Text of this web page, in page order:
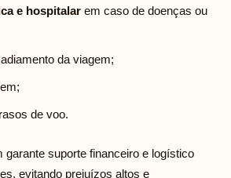
e hospitalar em caso de doenças ou
da viagem;
de voo.
garante suporte financeiro e logístico
evitando prejuízos altos e